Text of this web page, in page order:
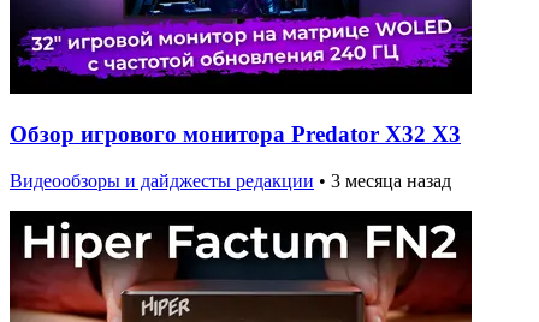
Обзор игрового монитора Predator X32 X3
Видеообзоры и дайджесты редакции • 3 месяца назад